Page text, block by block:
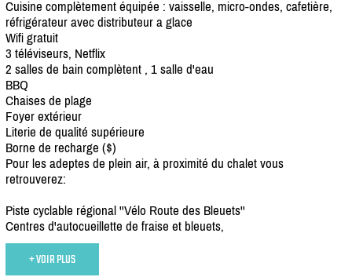
Cuisine complètement équipée : vaisselle, micro-ondes, cafetière,
réfrigérateur avec distributeur a glace
Wifi gratuit
3 téléviseurs, Netflix
2 salles de bain complètent , 1 salle d'eau
BBQ
Chaises de plage
Foyer extérieur
Literie de qualité supérieure
Borne de recharge ($)
Pour les adeptes de plein air, à proximité du chalet vous
retrouverez:
Piste cyclable régional ''Vélo Route des Bleuets''
Centres d'autocueillette de fraise et bleuets,
+ VOIR PLUS